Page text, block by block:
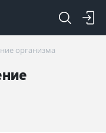
организма